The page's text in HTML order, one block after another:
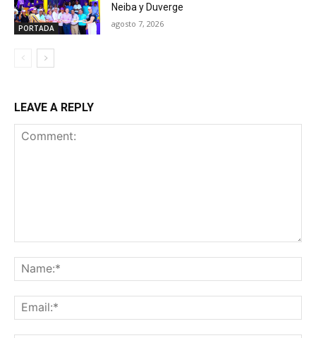
PORTADA
Neiba y Duverge
agosto 7, 2026
LEAVE A REPLY